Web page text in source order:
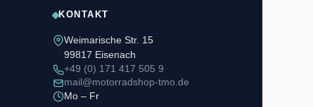
KONTAKT
Weimarische Str. 15
99817 Eisenach
+49 (0) 171 417 505 9
mail@motorradshop-tmo.de
Mo – Fr